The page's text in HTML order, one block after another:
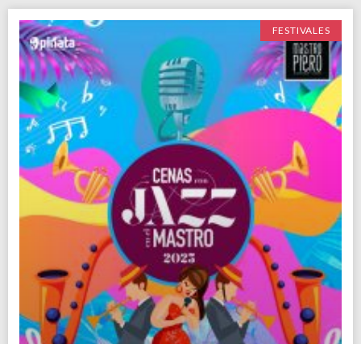
FESTIVALES